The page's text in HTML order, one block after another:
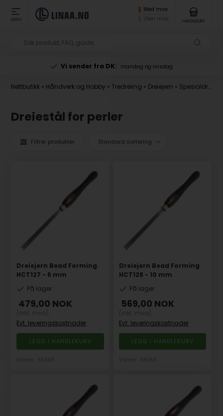
MENY
Med mva
Uten mva
HANDLEKURV
Vi sender fra DK: mandag og onsdag
Nettbutikk » Håndverk og Hobby » Tredreiing » Dreiejern » Spesialdreiejern
Dreiestål for perler
Filtrer produkter
Dreiejern Bead Forming
HCT127 - 6 mm
På lager
479,00 NOK
Evt. leveringskostnader
Dreiejern Bead Forming
HCT128 - 10 mm
På lager
569,00 NOK
Evt. leveringskostnader